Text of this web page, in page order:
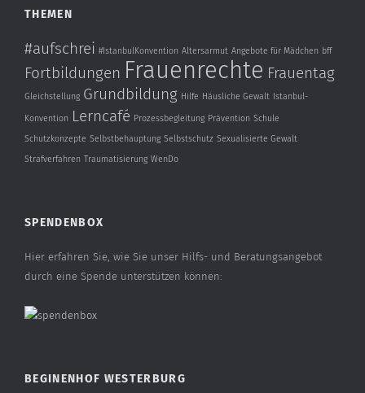
THEMEN
#aufschrei #IstanbulKonvention Altersarmut Angebote für Mädchen bff
Fortbildungen Frauenrechte Frauentag
Gleichstellung Grundbildung Hilfe Häusliche Gewalt Istanbul-
Konvention Lerncafé Prozessbegleitung Prävention Schule
Schutzkonzepte Selbstbehauptung Selbstschutz Sexualisierte Gewalt
Strafverfahren Traumatisierung WenDo
SPENDENBOX
Hier erfahren Sie, wie Sie unser Hilfs- und Beratungsangebot
durch eine Spende unterstützen können:
BEGINENHOF WESTERBURG